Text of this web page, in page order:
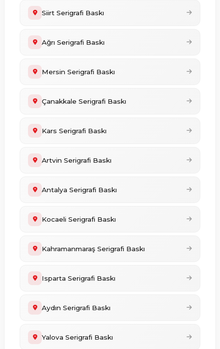
Siirt Serigrafi Baskı
Ağrı Serigrafi Baskı
Mersin Serigrafi Baskı
Çanakkale Serigrafi Baskı
Kars Serigrafi Baskı
Artvin Serigrafi Baskı
Antalya Serigrafi Baskı
Kocaeli Serigrafi Baskı
Kahramanmaraş Serigrafi Baskı
Isparta Serigrafi Baskı
Aydın Serigrafi Baskı
Yalova Serigrafi Baskı